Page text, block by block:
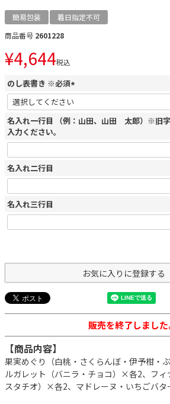
簡易包装
着日指定不可
商品番号 2601228
¥4,644税込
のし表書き ※必須
(
必
須
名入れ一行目 （例：山田、山田 太郎）※旧
入力ください。
名入れ二行目
名入れ三行目
お気に入りに登録する
販売を終了しました
【商品内容】
果実めぐり（白桃・さくらんぼ・伊予柑・
ルガレット（バニラ・チョコ）×各2、フィ
スタチオ）×各2、マドレーヌ・いちごバ